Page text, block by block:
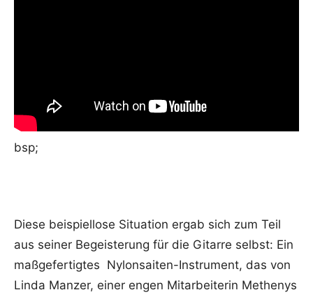
bsp;
Diese beispiellose Situation ergab sich zum Teil
aus seiner Begeisterung für die Gitarre selbst: Ein
maßgefertigtes Nylonsaiten-Instrument, das von
Linda Manzer, einer engen Mitarbeiterin Methenys